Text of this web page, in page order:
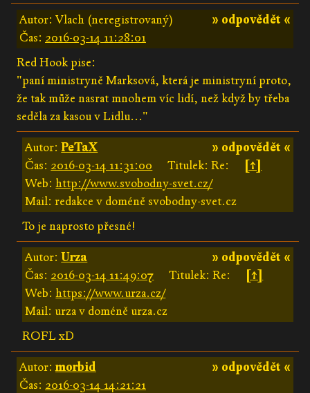
» odpovědět «
Autor: Vlach (neregistrovaný)
Čas: 2016-03-14 11:28:01
Red Hook pise:
"paní ministryně Marksová, která je ministryní proto,
že tak může nasrat mnohem víc lidí, než když by třeba
seděla za kasou v Lidlu..."
» odpovědět «
Autor:PeTaX
Čas: 2016-03-14 11:31:00 Titulek: Re:
[↑]
Web:http://www.svobodny-svet.cz/
Mail: redakce v doméně svobodny-svet.cz
To je naprosto přesné!
» odpovědět «
Autor:Urza
Čas: 2016-03-14 11:49:07 Titulek: Re:
[↑]
Web:https://www.urza.cz/
Mail: urza v doméně urza.cz
ROFL xD
» odpovědět «
Autor:morbid
Čas: 2016-03-14 14:21:21